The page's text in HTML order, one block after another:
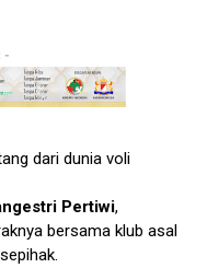
-
dari dunia voli
Pertiwi,
bersama klub asal